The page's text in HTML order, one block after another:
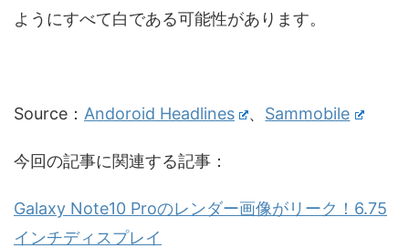
ようにすべて白である可能性があります。
Source： Andoroid Headlines 、 Sammobile
今回の記事に関連する記事：
Galaxy Note10 Proのレンダー画像がリーク！6.75
インチディスプレイ